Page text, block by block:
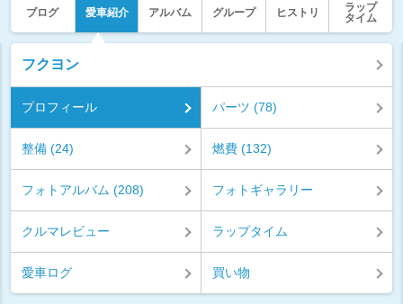
ブログ 愛車紹介 アルバム グループ ヒストリ
ラップ
タイム
フクヨン
プロフィール パーツ (78)
整備 (24) 燃費 (132)
フォトアルバム (208) フォトギャラリー
クルマレビュー ラップタイム
愛車ログ 買い物